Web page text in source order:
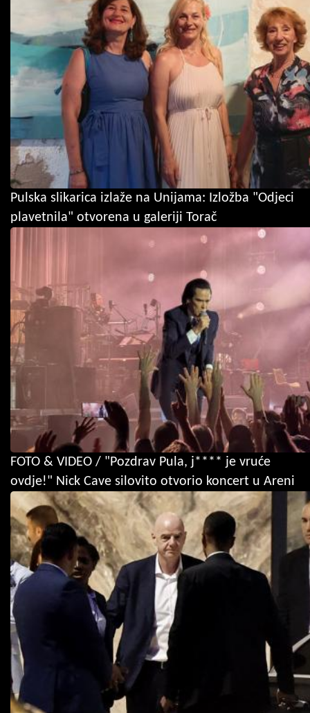
Pulska slikarica izlaže na Unijama: Izložba "Odjeci
plavetnila" otvorena u galeriji Torač
FOTO & VIDEO / "Pozdrav Pula, j**** je vruće
ovdje!" Nick Cave silovito otvorio koncert u Areni